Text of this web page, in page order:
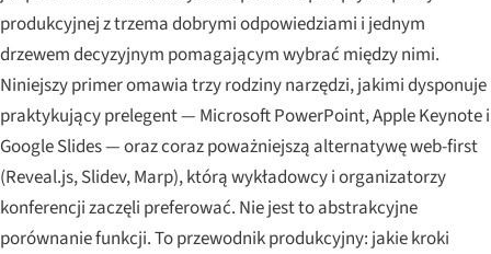
produkcyjnej z trzema dobrymi odpowiedziami i jednym
drzewem decyzyjnym pomagającym wybrać między nimi.
Niniejszy primer omawia trzy rodziny narzędzi, jakimi dysponuje
praktykujący prelegent — Microsoft PowerPoint, Apple Keynote i
Google Slides — oraz coraz poważniejszą alternatywę web-first
(Reveal.js, Slidev, Marp), którą wykładowcy i organizatorzy
konferencji zaczęli preferować. Nie jest to abstrakcyjne
porównanie funkcji. To przewodnik produkcyjny: jakie kroki